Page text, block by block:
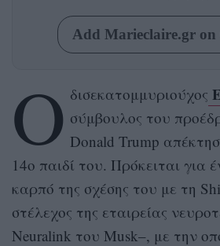
Add Marieclaire.gr on
Ο δισεκατομμυριούχος
σύμβουλος του
Donald Trump
14ο παιδί του. Πρόκειται για
καρπό της σχέσης του με τη
στέλεχος της εταιρείας
Neuralink του Musk–, με την